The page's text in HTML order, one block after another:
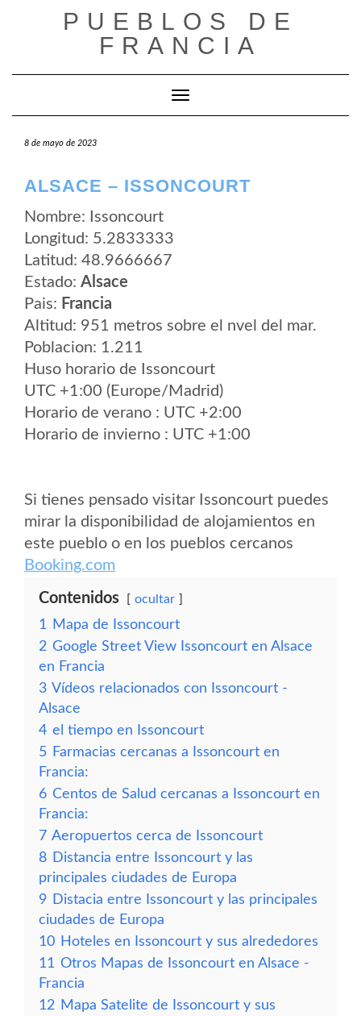
PUEBLOS DE
FRANCIA
Cambiar modo de navegación
8 de mayo de 2023
ALSACE – ISSONCOURT
Nombre: Issoncourt
Longitud: 5.2833333
Latitud: 48.9666667
Estado: Alsace
Pais: Francia
Altitud: 951 metros sobre el nvel del mar.
Poblacion: 1.211
Huso horario de Issoncourt
UTC +1:00 (Europe/Madrid)
Horario de verano : UTC +2:00
Horario de invierno : UTC +1:00
Si tienes pensado visitar Issoncourt puedes
mirar la disponibilidad de alojamientos en
este pueblo o en los pueblos cercanos
Booking.com
Contenidos ocultar
1
Mapa de Issoncourt
2 Google Street View Issoncourt en Alsace
en Francia
3 Vídeos relacionados con Issoncourt -
Alsace
4 el tiempo en Issoncourt
5 Farmacias cercanas a Issoncourt en
Francia:
6 Centos de Salud cercanas a Issoncourt en
Francia:
7 Aeropuertos cerca de Issoncourt
8 Distancia entre Issoncourt y las
principales ciudades de Europa
9 Distacia entre Issoncourt y las principales
ciudades de Europa
10 Hoteles en Issoncourt y sus alrededores
11 Otros Mapas de Issoncourt en Alsace -
Francia
12 Mapa Satelite de Issoncourt y sus